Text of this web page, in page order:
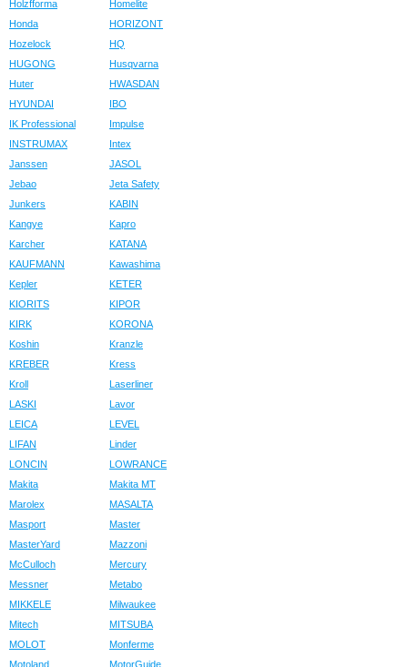
Holzfforma
Homelite
Honda
HORIZONT
Hozelock
HQ
HUGONG
Husqvarna
Huter
HWASDAN
HYUNDAI
IBO
IK Professional
Impulse
INSTRUMAX
Intex
Janssen
JASOL
Jebao
Jeta Safety
Junkers
KABIN
Kangye
Kapro
Karcher
KATANA
KAUFMANN
Kawashima
Kepler
KETER
KIORITS
KIPOR
KIRK
KORONA
Koshin
Kranzle
KREBER
Kress
Kroll
Laserliner
LASKI
Lavor
LEICA
LEVEL
LIFAN
Linder
LONCIN
LOWRANCE
Makita
Makita MT
Marolex
MASALTA
Masport
Master
MasterYard
Mazzoni
McCulloch
Mercury
Messner
Metabo
MIKKELE
Milwaukee
Mitech
MITSUBA
MOLOT
Monferme
Motoland
MotorGuide